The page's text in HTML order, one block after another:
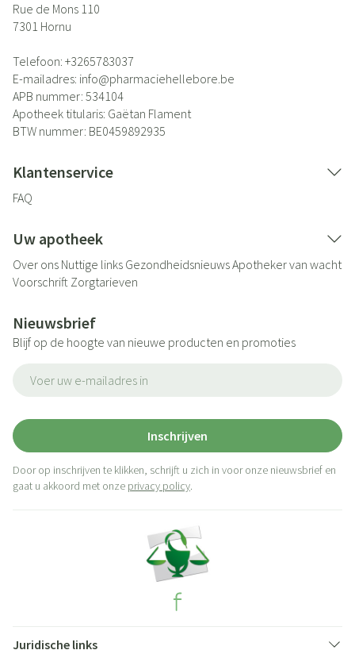
Rue de Mons 110
7301 Hornu
Telefoon: +3265783037
E-mailadres: info@pharmaciehellebore.be
APB nummer: 534104
Apotheek titularis: Gaëtan Flament
BTW nummer: BE0459892935
Klantenservice
FAQ
Uw apotheek
Over ons Nuttige links GezondheidsnieuwsApotheker van wacht
Voorschrift Zorgtarieven
Nieuwsbrief
Blijf op de hoogte van nieuwe producten en promoties
Inschrijven
Door op inschrijven te klikken, schrijft u zich in voor onze nieuwsbrief en
gaat u akkoord met onze privacy policy.
Juridische links